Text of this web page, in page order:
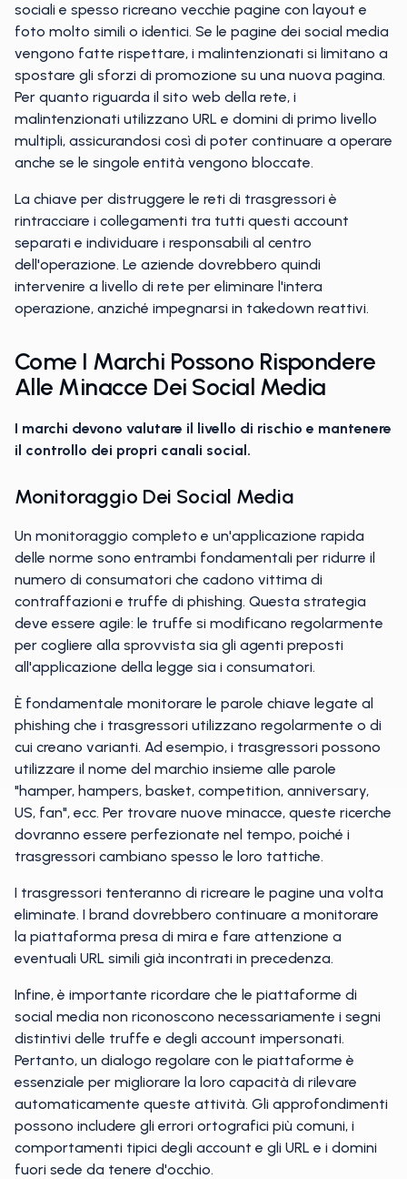
sociali e spesso ricreano vecchie pagine con layout e
foto molto simili o identici. Se le pagine dei social media
vengono fatte rispettare, i malintenzionati si limitano a
spostare gli sforzi di promozione su una nuova pagina.
Per quanto riguarda il sito web della rete, i
malintenzionati utilizzano URL e domini di primo livello
multipli, assicurandosi così di poter continuare a operare
anche se le singole entità vengono bloccate.
La chiave per distruggere le reti di trasgressori è
rintracciare i collegamenti tra tutti questi account
separati e individuare i responsabili al centro
dell'operazione. Le aziende dovrebbero quindi
intervenire a livello di rete per eliminare l'intera
operazione, anziché impegnarsi in takedown reattivi.
Come I Marchi Possono Rispondere
Alle Minacce Dei Social Media
I marchi devono valutare il livello di rischio e mantenere
il controllo dei propri canali social.
Monitoraggio Dei Social Media
Un monitoraggio completo e un'applicazione rapida
delle norme sono entrambi fondamentali per ridurre il
numero di consumatori che cadono vittima di
contraffazioni e truffe di phishing. Questa strategia
deve essere agile: le truffe si modificano regolarmente
per cogliere alla sprovvista sia gli agenti preposti
all'applicazione della legge sia i consumatori.
È fondamentale monitorare le parole chiave legate al
phishing che i trasgressori utilizzano regolarmente o di
cui creano varianti. Ad esempio, i trasgressori possono
utilizzare il nome del marchio insieme alle parole
"hamper, hampers, basket, competition, anniversary,
US, fan", ecc. Per trovare nuove minacce, queste ricerche
dovranno essere perfezionate nel tempo, poiché i
trasgressori cambiano spesso le loro tattiche.
I trasgressori tenteranno di ricreare le pagine una volta
eliminate. I brand dovrebbero continuare a monitorare
la piattaforma presa di mira e fare attenzione a
eventuali URL simili già incontrati in precedenza.
Infine, è importante ricordare che le piattaforme di
social media non riconoscono necessariamente i segni
distintivi delle truffe e degli account impersonati.
Pertanto, un dialogo regolare con le piattaforme è
essenziale per migliorare la loro capacità di rilevare
automaticamente queste attività. Gli approfondimenti
possono includere gli errori ortografici più comuni, i
comportamenti tipici degli account e gli URL e i domini
fuori sede da tenere d'occhio.